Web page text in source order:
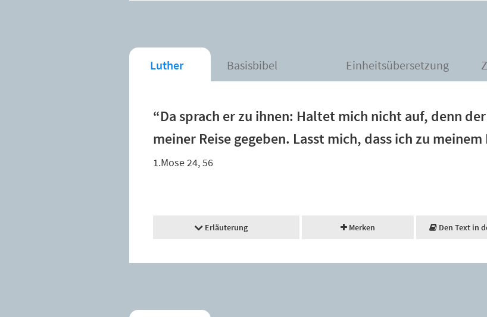
Luther Basisbibel Einheitsübersetzung
“Da sprach er zu ihnen: Haltet mich nicht auf, denn der
meiner Reise gegeben. Lasst mich, dass ich zu meinem
1.Mose 24, 56
Erläuterung Merken Den Text in